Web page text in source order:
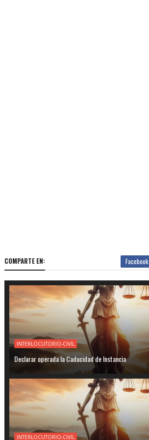
COMPARTE EN: Facebook
INTERLOCUTORIO-CIVIL
Declarar operada la Caducidad de Instancia
INTERLOCUTORIO-CIVIL